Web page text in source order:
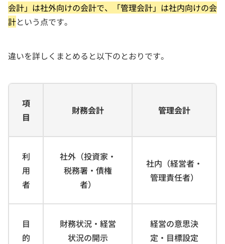
会計」は社外向けの会計で、「管理会計」は社内向けの会
計という点です。
違いを詳しくまとめると以下のとおりです。
項
目
財務会計 管理会計
利
用
者
社外（投資家・
税務署・債権
者）
社内（経営者・
管理責任者）
目
的
財務状況・経営
状況の開示
経営の意思決
定・目標設定